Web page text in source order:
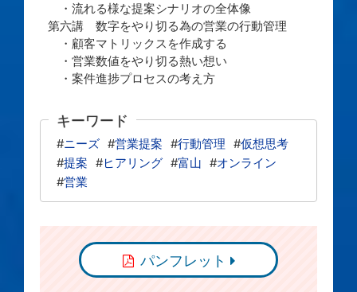
・流れる様な提案シナリオの全体像
第六講 数字をやり切る為の営業の行動管理
・顧客マトリックスを作成する
・営業数値をやり切る熱い想い
・案件進捗プロセスの考え方
キーワード
#ニーズ #営業提案 #行動管理 #仮想思考
#提案 #ヒアリング #富山 #オンライン
#営業
パンフレット